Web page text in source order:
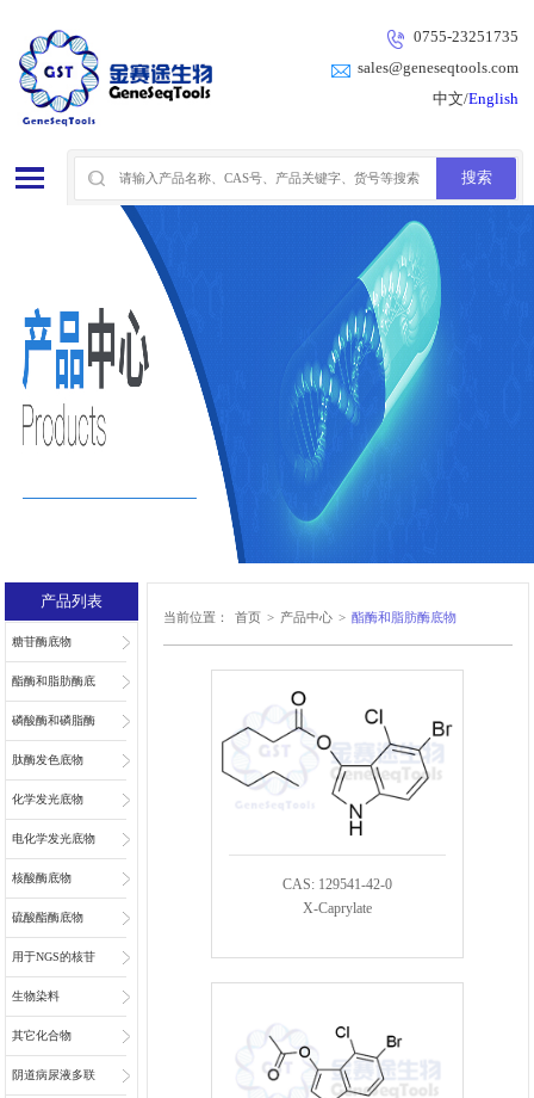
0755-23251735
sales@geneseqtools.com
中文/English
产品列表
糖苷酶底物
酯酶和脂肪酶底
物
磷酸酶和磷脂酶
底物
肽酶发色底物
化学发光底物
电化学发光底物
核酸酶底物
硫酸酯酶底物
用于NGS的核苷
和核苷酸
生物染料
其它化合物
阴道病尿液多联
当前位置： 首页 > 产品中心 > 酯酶和脂肪酶底物
CAS: 129541-42-0
X-Caprylate